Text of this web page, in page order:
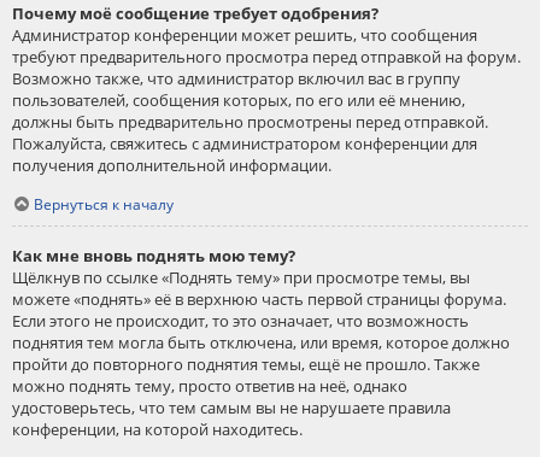
Почему моё сообщение требует одобрения?
Администратор конференции может решить, что сообщения
требуют предварительного просмотра перед отправкой на форум.
Возможно также, что администратор включил вас в группу
пользователей, сообщения которых, по его или её мнению,
должны быть предварительно просмотрены перед отправкой.
Пожалуйста, свяжитесь с администратором конференции для
получения дополнительной информации.
Вернуться к началу
Как мне вновь поднять мою тему?
Щёлкнув по ссылке «Поднять тему» при просмотре темы, вы
можете «поднять» её в верхнюю часть первой страницы форума.
Если этого не происходит, то это означает, что возможность
поднятия тем могла быть отключена, или время, которое должно
пройти до повторного поднятия темы, ещё не прошло. Также
можно поднять тему, просто ответив на неё, однако
удостоверьтесь, что тем самым вы не нарушаете правила
конференции, на которой находитесь.